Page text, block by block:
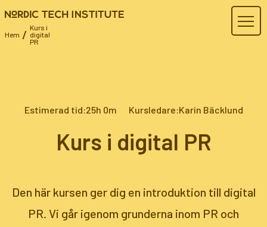
Hem / Kurs i
digital
PR
Estimerad tid:25h 0m Kursledare:Karin Bäcklund
Kurs i digital PR
Den här kursen ger dig en introduktion till digital
PR. Vi går igenom grunderna inom PR och